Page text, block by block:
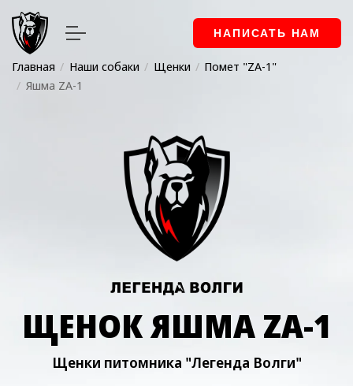
НАПИСАТЬ НАМ
Главная Наши собаки Щенки
Помет "ZA-1"
Яшма ZA-1
ЩЕНОК ЯШМА ZA-1
Щенки питомника "Легенда Волги"